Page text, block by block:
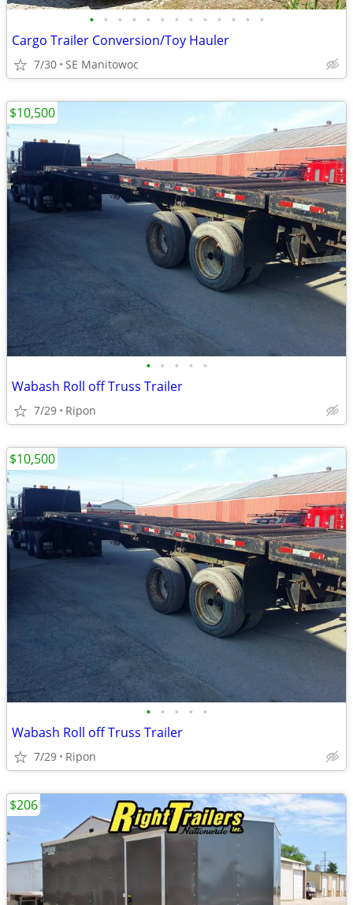
• • • • • • • • • • • • •
Cargo Trailer Conversion/Toy Hauler
7/30 SE Manitowoc
• • • • •
Wabash Roll off Truss Trailer
7/29 Ripon
$10,500
• • • • •
Wabash Roll off Truss Trailer
7/29 Ripon
$10,500
$206